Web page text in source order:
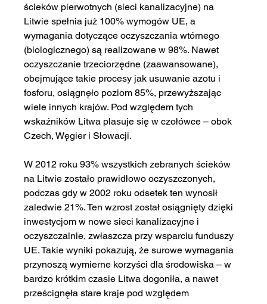
ścieków pierwotnych (sieci kanalizacyjne) na
Litwie spełnia już 100% wymogów UE, a
wymagania dotyczące oczyszczania wtórnego
(biologicznego) są realizowane w 98%. Nawet
oczyszczanie trzeciorzędne (zaawansowane),
obejmujące takie procesy jak usuwanie azotu i
fosforu, osiągnęło poziom 85%, przewyższając
wiele innych krajów. Pod względem tych
wskaźników Litwa plasuje się w czołówce – obok
Czech, Węgier i Słowacji.
W 2012 roku 93% wszystkich zebranych ścieków
na Litwie zostało prawidłowo oczyszczonych,
podczas gdy w 2002 roku odsetek ten wynosił
zaledwie 21%. Ten wzrost został osiągnięty dzięki
inwestycjom w nowe sieci kanalizacyjne i
oczyszczalnie, zwłaszcza przy wsparciu funduszy
UE. Takie wyniki pokazują, że surowe wymagania
przynoszą wymierne korzyści dla środowiska – w
bardzo krótkim czasie Litwa dogoniła, a nawet
prześcignęła stare kraje pod względem